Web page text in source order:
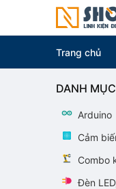
Trang chủ
DANH
Arduino
Cảm
Combo
Đèn